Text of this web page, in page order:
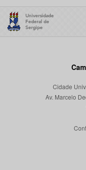
Cidade
Av. Marcelo